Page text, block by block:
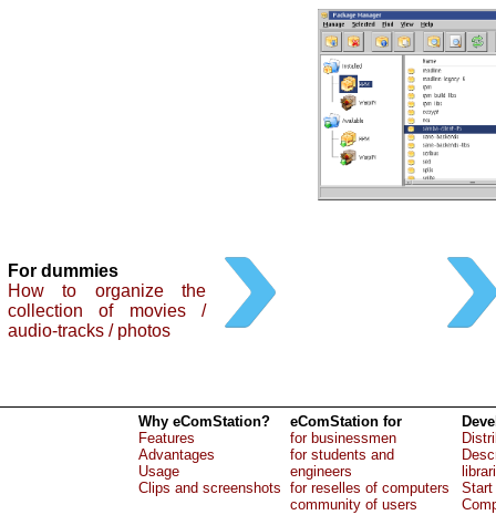
For dummies
How to organize the
collection of movies /
audio-tracks / photos
Why eComStation?
Features
Advantages
Usage
Clips and screenshots
eComStation for
for businessmen
for students and
engineers
for reselles of computers
community of users
Start